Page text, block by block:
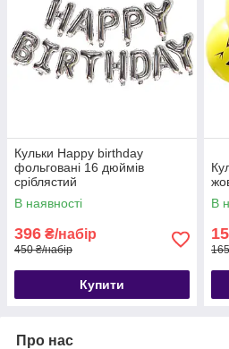
Кульки Happy birthday
фольговані 16 дюймів
сріблястий
В наявності
396 ₴/набір
450 ₴/набір
Купити
В
Про нас